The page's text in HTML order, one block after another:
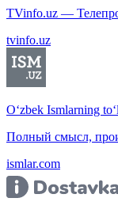
TVinfo.uz —
tvinfo.uz
O‘zbek Ismlarning
Полный смысл,
ismlar.com